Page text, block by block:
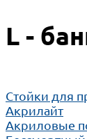
L -
Cтойки для
Акрилайт
Акриловые